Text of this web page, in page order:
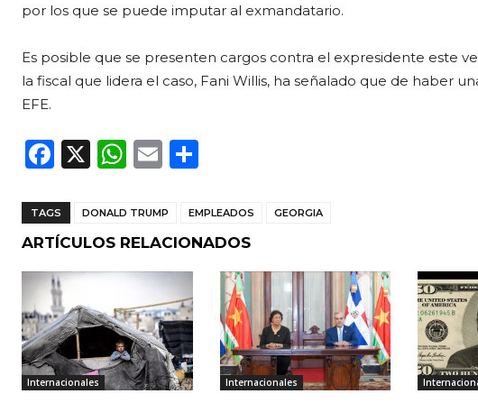
por los que se puede imputar al exmandatario.
Es posible que se presenten cargos contra el expresidente este
la fiscal que lidera el caso, Fani Willis, ha señalado que de haber
EFE.
F
c
e
b
o
o
k
X
W
a
ts
A
p
p
E
ai
l
m
p
ar
TAGS DONALD TRUMP EMPLEADOS GEORGIA
ARTÍCULOS RELACIONADOS
Internacionales Internacionales